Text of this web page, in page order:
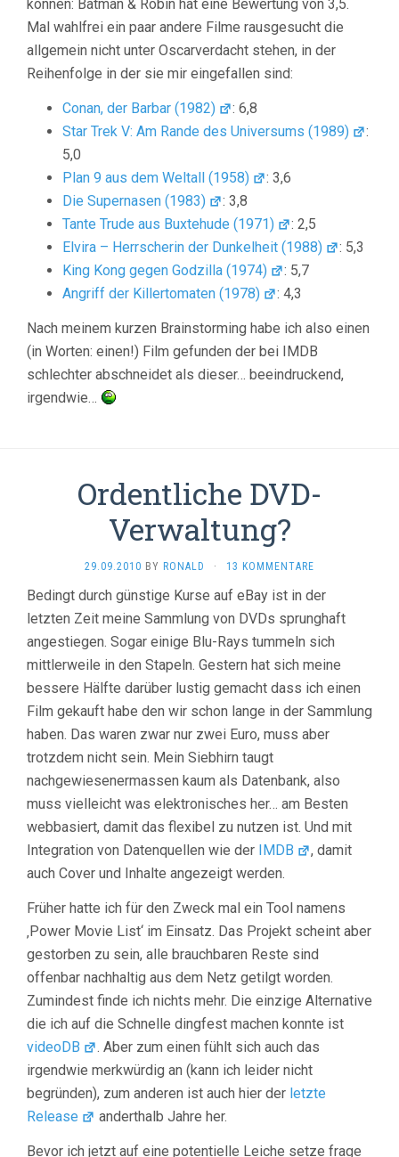
können: Batman & Robin hat eine Bewertung von 3,5.
Mal wahlfrei ein paar andere Filme rausgesucht die
allgemein nicht unter Oscarverdacht stehen, in der
Reihenfolge in der sie mir eingefallen sind:
Conan, der Barbar (1982)
: 6,8
Star Trek V: Am Rande des Universums (1989)
:
5,0
Plan 9 aus dem Weltall (1958)
: 3,6
Die Supernasen (1983)
: 3,8
Tante Trude aus Buxtehude (1971)
: 2,5
Elvira – Herrscherin der Dunkelheit (1988)
: 5,3
King Kong gegen Godzilla (1974)
: 5,7
Angriff der Killertomaten (1978)
: 4,3
Nach meinem kurzen Brainstorming habe ich also einen
(in Worten: einen!) Film gefunden der bei IMDB
schlechter abschneidet als dieser… beeindruckend,
irgendwie…
Ordentliche DVD-
Verwaltung?
29.09.2010 BY RONALD · 13 KOMMENTARE
Bedingt durch günstige Kurse auf eBay ist in der
letzten Zeit meine Sammlung von DVDs sprunghaft
angestiegen. Sogar einige Blu-Rays tummeln sich
mittlerweile in den Stapeln. Gestern hat sich meine
bessere Hälfte darüber lustig gemacht dass ich einen
Film gekauft habe den wir schon lange in der Sammlung
haben. Das waren zwar nur zwei Euro, muss aber
trotzdem nicht sein. Mein Siebhirn taugt
nachgewiesenermassen kaum als Datenbank, also
muss vielleicht was elektronisches her… am Besten
webbasiert, damit das flexibel zu nutzen ist. Und mit
Integration von Datenquellen wie der IMDB
, damit
auch Cover und Inhalte angezeigt werden.
Früher hatte ich für den Zweck mal ein Tool namens
‚Power Movie List‘ im Einsatz. Das Projekt scheint aber
gestorben zu sein, alle brauchbaren Reste sind
offenbar nachhaltig aus dem Netz getilgt worden.
Zumindest finde ich nichts mehr. Die einzige Alternative
die ich auf die Schnelle dingfest machen konnte ist
videoDB
. Aber zum einen fühlt sich auch das
irgendwie merkwürdig an (kann ich leider nicht
begründen), zum anderen ist auch hier der letzte
Release
anderthalb Jahre her.
Bevor ich jetzt auf eine potentielle Leiche setze frage